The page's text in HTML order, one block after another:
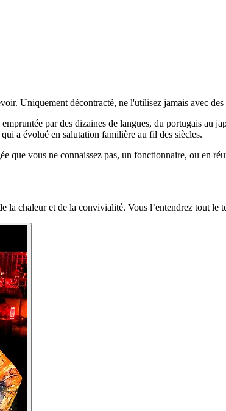
Uniquement décontracté, ne l'utilisez jamais avec
par des dizaines de langues, du portugais au
a évolué en salutation familière au fil des siècles.
que vous ne connaissez pas, un fonctionnaire, ou en
la chaleur et de la convivialité. Vous l’entendrez tout le